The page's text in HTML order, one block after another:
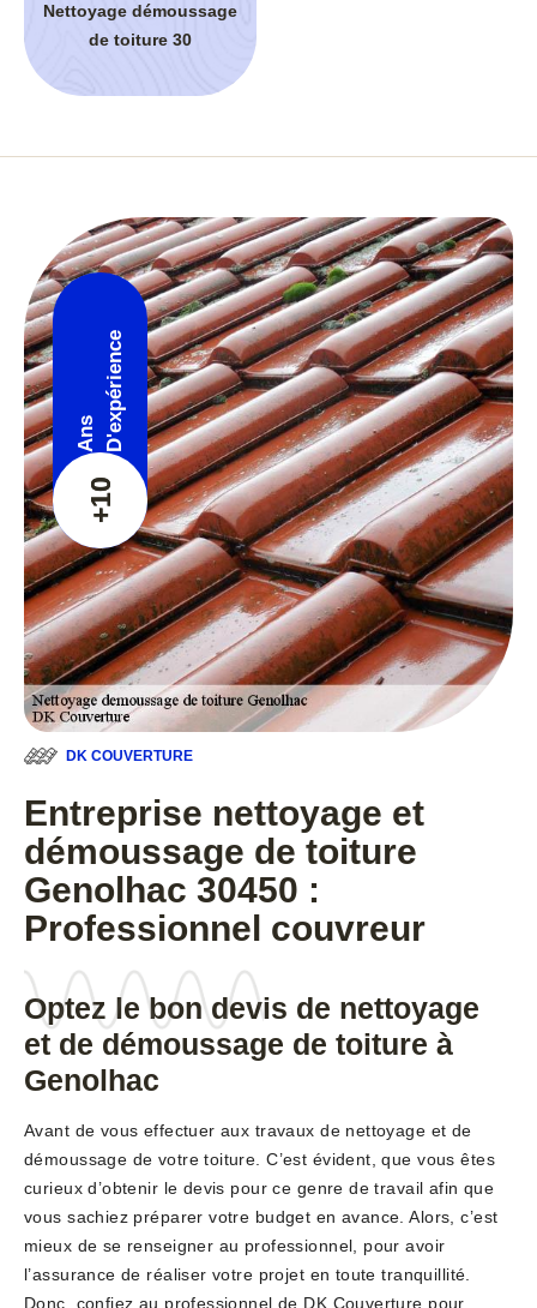
Nettoyage démoussage
de toiture 30
+10
Ans D'expérience
DK COUVERTURE
Entreprise nettoyage et
démoussage de toiture
Genolhac 30450 :
Professionnel couvreur
Optez le bon devis de nettoyage
et de démoussage de toiture à
Genolhac
Avant de vous effectuer aux travaux de nettoyage et de
démoussage de votre toiture. C’est évident, que vous êtes
curieux d’obtenir le devis pour ce genre de travail afin que
vous sachiez préparer votre budget en avance. Alors, c’est
mieux de se renseigner au professionnel, pour avoir
l’assurance de réaliser votre projet en toute tranquillité.
Donc, confiez au professionnel de DK Couverture pour